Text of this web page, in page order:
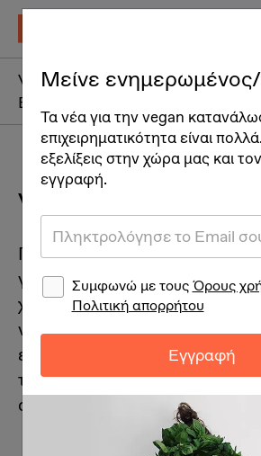
Vegan Πρωινά +
Brunch
Vegan
Vegan Τσουρέκι
Πάσχα στην Ελλάδα σημαίνει
για να το απολαμβάνουμε όλοι
χρόνο, παραθέτουμε μια
vegan τσουρέκι, την οποία
ειδικά για τους αναγνώστες
το εστιατόριο Crudo.
απολαύσετε.
Μείνε
Τα νέα για την vegan
επιχειρηματικότητα είναι
εξελίξεις στην χώρα μας και
εγγραφή.
Συμφωνώ με τουςΌρους
Πολιτική απορρήτου
Εγγραφή